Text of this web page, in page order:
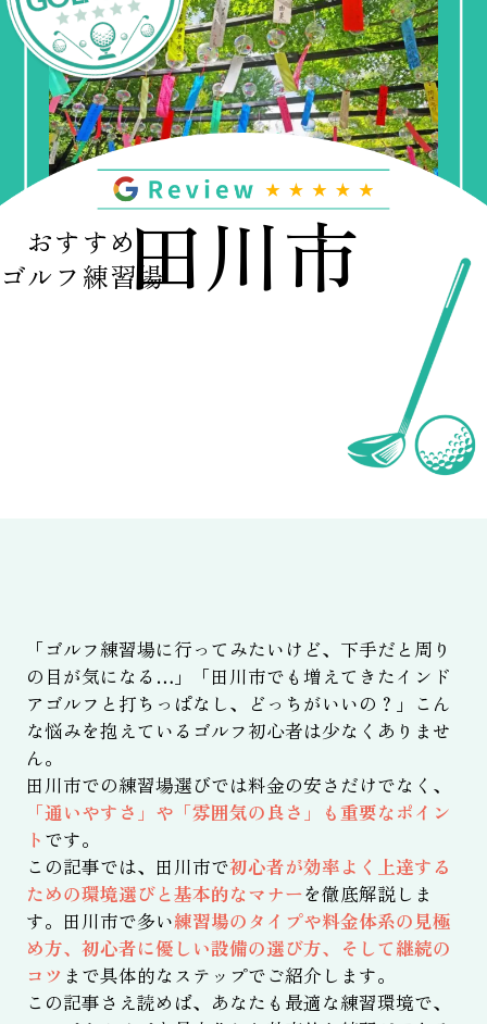
田川市
おすすめ
ゴルフ練習場
「ゴルフ練習場に行ってみたいけど、下手だと周り
の目が気になる…」「田川市でも増えてきたインド
アゴルフと打ちっぱなし、どっちがいいの？」こん
な悩みを抱えているゴルフ初心者は少なくありませ
ん。
田川市での練習場選びでは料金の安さだけでなく、
「通いやすさ」や「雰囲気の良さ」も重要なポイン
ト です。
この記事では、田川市で初心者が効率よく上達する
ための環境選びと基本的なマナーを徹底解説しま
す。田川市で多い練習場のタイプや料金体系の見極
め方、初心者に優しい設備の選び方、そして継続の
コツ まで具体的なステップでご紹介します。
この記事さえ読めば、あなたも最適な練習環境で、